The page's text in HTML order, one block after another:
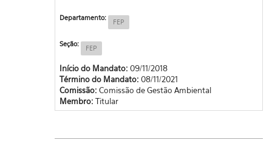
Departamento: FEP
Seção: FEP
Início do Mandato: 09/11/2018
Término do Mandato: 08/11/2021
Comissão: Comissão de Gestão Ambiental
Membro: Titular